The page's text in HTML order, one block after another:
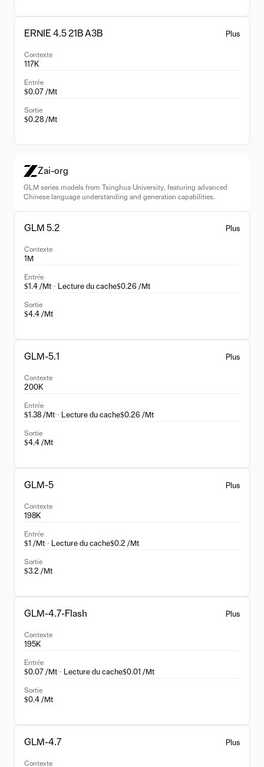
ERNIE 4.5 21B A3B Plus
Contexte
117K
Entrée
$0.07 /Mt
Sortie
$0.28 /Mt
Zai-org
GLM series models from Tsinghua University, featuring advanced
Chinese language understanding and generation capabilities.
GLM 5.2 Plus
Contexte
1M
Entrée
$1.4 /Mt·· Lecture du cache$0.26 /Mt
Sortie
$4.4 /Mt
GLM-5.1 Plus
Contexte
200K
Entrée
$1.38 /Mt·· Lecture du cache$0.26 /Mt
Sortie
$4.4 /Mt
GLM-5 Plus
Contexte
198K
Entrée
$1 /Mt·· Lecture du cache$0.2 /Mt
Sortie
$3.2 /Mt
GLM-4.7-Flash Plus
Contexte
195K
Entrée
$0.07 /Mt·· Lecture du cache$0.01 /Mt
Sortie
$0.4 /Mt
GLM-4.7 Plus
Contexte